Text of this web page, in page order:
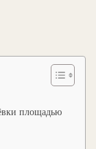
площадью